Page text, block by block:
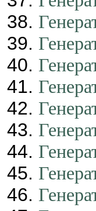
38.
39.
40.
41.
42.
43.
44.
45.
46.